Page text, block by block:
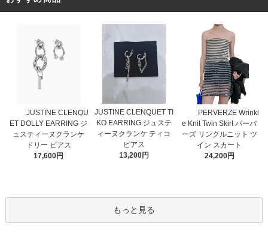
JUSTINE CLENQU
ET DOLLY EARRING ジ
ュスティーヌクランケ
ドリー ピアス
17,600円
JUSTINE CLENQUET TI
KO EARRING ジュステ
ィーヌクランケ ティコ
ピアス
13,200円
PERVERZE Wrinkl
e Knit Twin Skirt パーバ
ーズ リンクルニット ツ
イン スカート
24,200円
もっと見る